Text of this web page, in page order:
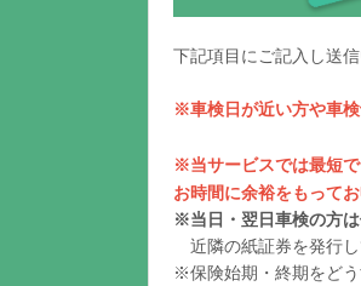
下記項目にご記入し送
※車検日が近い方や車検
※当サービスでは最短
お時間に余裕をもって
※当日・翌日車検の方
近隣の紙証券を発行し
※保険始期・終期をど